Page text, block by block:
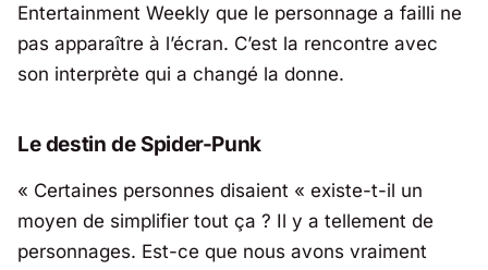
Entertainment Weekly que le personnage a failli ne
pas apparaître à l’écran. C’est la rencontre avec
son interprète qui a changé la donne.
Le destin de Spider-Punk
« Certaines personnes disaient « existe-t-il un
moyen de simplifier tout ça ? Il y a tellement de
personnages. Est-ce que nous avons vraiment